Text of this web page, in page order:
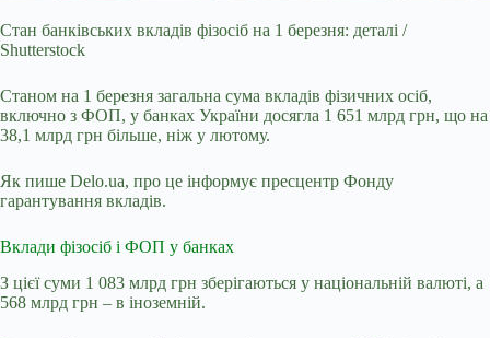
Стан банківських вкладів фізосіб на 1 березня: деталі /
Shutterstock
Станом на 1 березня загальна сума вкладів фізичних осіб,
включно з ФОП, у банках України досягла 1 651 млрд грн, що на
38,1 млрд грн більше, ніж у лютому.
Як пише Delo.ua, про це інформує пресцентр Фонду
гарантування вкладів.
Вклади фізосіб і ФОП у банках
З цієї суми 1 083 млрд грн зберігаються у національній валюті, а
568 млрд грн – в іноземній.